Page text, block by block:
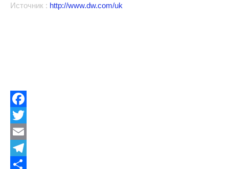
Источник : http://www.dw.com/uk
Facebook
Twitter
Email
Telegram